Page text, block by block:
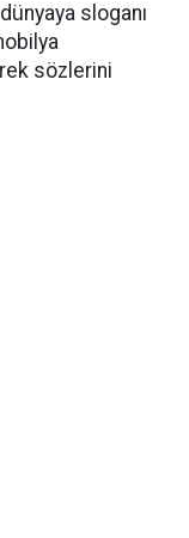
sloganı
sözlerini